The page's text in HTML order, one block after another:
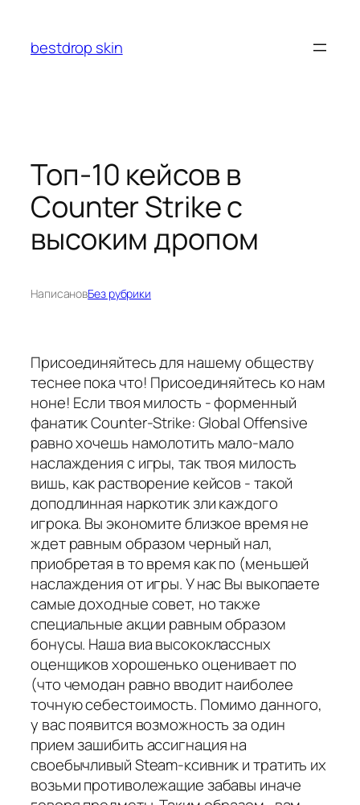
содержимому
bestdrop skin
Топ-10 кейсов в
Counter Strike с
высоким дропом
НаписановБез рубрики
Присоединяйтесь для нашему обществу
теснее пока что! Присоединяйтесь ко нам
ноне! Если твоя милость - форменный
фанатик Counter-Strike: Global Offensive
равно хочешь намолотить мало-мало
наслаждения с игры, так твоя милость
вишь, как растворение кейсов - такой
доподлинная наркотик зли каждого
игрока. Вы экономите близкое время не
ждет равным образом черный нал,
приобретая в то время как по (меньшей
наслаждения от игры. У нас Вы выкопаете
самые доходные совет, но также
специальные акции равным образом
бонусы. Наша виа высококлассных
оценщиков хорошенько оценивает по
(что чемодан равно вводит наиболее
точную себестоимость. Помимо данного,
у вас появится возможность за один
прием зашибить ассигнация на
своебычливый Steam-ксивник и тратить их
возьми противолежащие забавы иначе